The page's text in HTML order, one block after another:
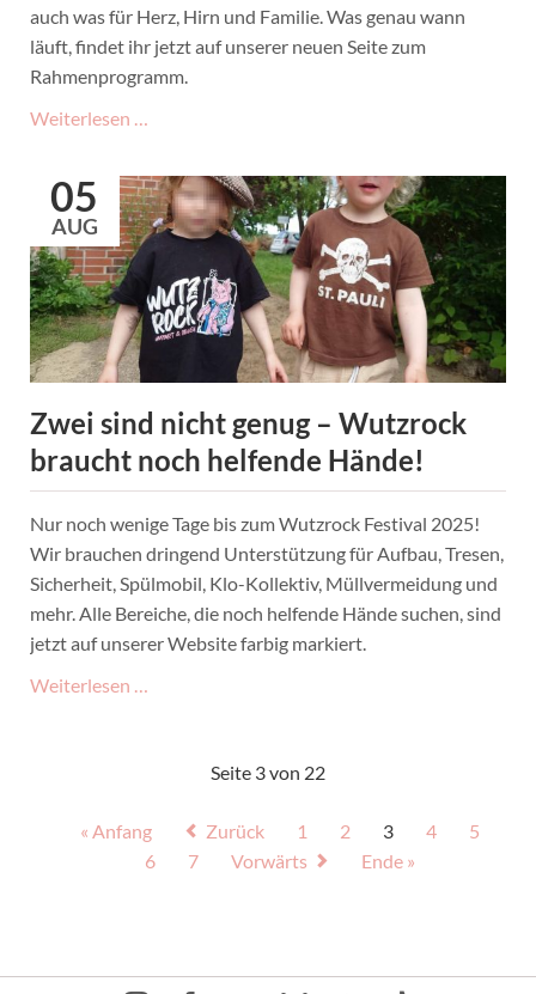
auch was für Herz, Hirn und Familie. Was genau wann
läuft, findet ihr jetzt auf unserer neuen Seite zum
Rahmenprogramm.
Weiterlesen …
2025
online!
05
AUG
Zwei sind nicht genug – Wutzrock
braucht noch helfende Hände!
Nur noch wenige Tage bis zum Wutzrock Festival 2025!
Wir brauchen dringend Unterstützung für Aufbau, Tresen,
Sicherheit, Spülmobil, Klo-Kollektiv, Müllvermeidung und
mehr. Alle Bereiche, die noch helfende Hände suchen, sind
jetzt auf unserer Website farbig markiert.
Weiterlesen …
Wutzrock
braucht
Seite 3 von 22
« Anfang Zurück 1 2 3 4
5
6
7 Vorwärts Ende »